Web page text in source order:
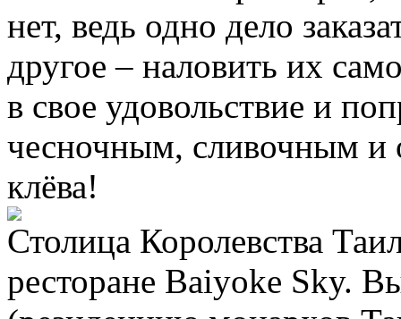
нет, ведь одно дело
другое – наловить их
в свое удовольствие и
чесночным, сливочным
клёва!
Столица Королевства
ресторане Baiyoke Sky.